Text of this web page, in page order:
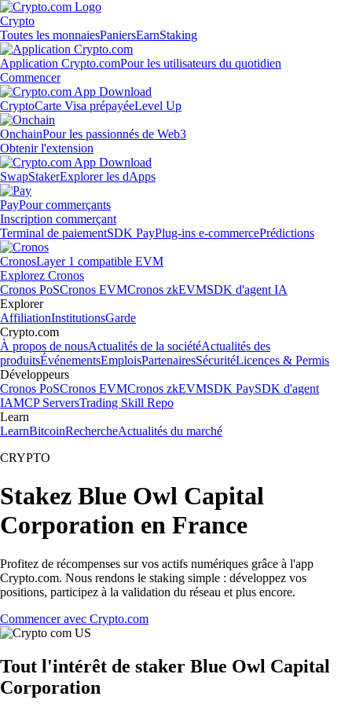
Crypto
Toutes les monnaiesPaniersEarnStaking
Application Crypto.comPour les utilisateurs du quotidien
Commencer
CryptoCarte Visa prépayéeLevel Up
OnchainPour les passionnés de Web3
Obtenir l'extension
SwapStakerExplorer les dApps
PayPour commerçants
Inscription commerçant
Terminal de paiementSDK PayPlug-ins e-commercePrédictions
CronosLayer 1 compatible EVM
Explorez Cronos
Cronos PoSCronos EVMCronos zkEVMSDK d'agent IA
Explorer
AffiliationInstitutionsGarde
Crypto.com
À propos de nousActualités de la sociétéActualités des
produitsÉvénementsEmploisPartenairesSécuritéLicences & Permis
Développeurs
Cronos PoSCronos EVMCronos zkEVMSDK PaySDK d'agent
IAMCP ServersTrading Skill Repo
Learn
LearnBitcoinRechercheActualités du marché
CRYPTO
Stakez Blue Owl Capital
Corporation en France
Profitez de récompenses sur vos actifs numériques grâce à l'app
Crypto.com. Nous rendons le staking simple : développez vos
positions, participez à la validation du réseau et plus encore.
Commencer avec Crypto.com
Tout l'intérêt de staker Blue Owl Capital
Corporation